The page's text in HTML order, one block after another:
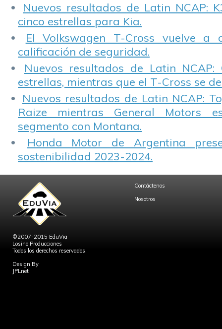
Nuevos resultados de Latin NCAP:
cinco estrellas para Kia.
El Volkswagen T-Cross vuelve a
calificación de seguridad.
Nuevos resultados de Latin NCAP:
estrellas, mientras que el T-Cross se
Nuevos resultados de Latin NCAP:
Raize mientras General Motors
segmento con Montana.
Honda Motor de Argentina
sostenibilidad 2023-2024.
©2007-2015 EduVia
Losino Producciones
Todos los derechos reservados.
Design By
JPLnet
Contáctenos
Nosotros